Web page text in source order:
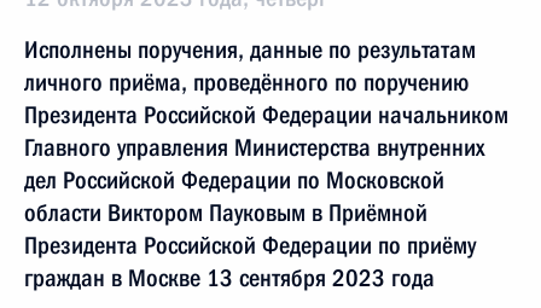
Исполнены поручения, данные по результатам
личного приёма, проведённого по поручению
Президента Российской Федерации начальником
Главного управления Министерства внутренних
дел Российской Федерации по Московской
области Виктором Пауковым в Приёмной
Президента Российской Федерации по приёму
граждан в Москве 13 сентября 2023 года